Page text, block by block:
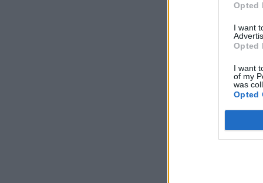
Opted
I want
Opted
I want
of my
was
Opted